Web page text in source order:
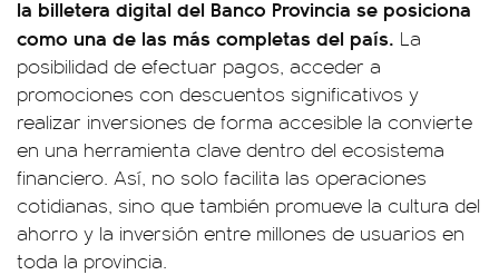
la billetera digital del Banco Provincia se posiciona
como una de las más completas del país. La
posibilidad de efectuar pagos, acceder a
promociones con descuentos significativos y
realizar inversiones de forma accesible la convierte
en una herramienta clave dentro del ecosistema
financiero. Así, no solo facilita las operaciones
cotidianas, sino que también promueve la cultura del
ahorro y la inversión entre millones de usuarios en
toda la provincia.